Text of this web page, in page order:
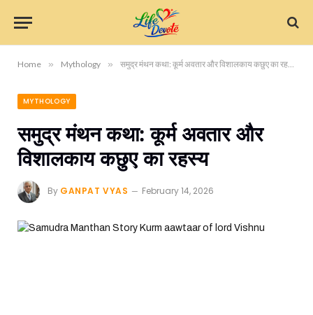
Home » Mythology » समुद्र मंथन कथा: कूर्म अवतार और विशालकाय कछुए का रहस्य
MYTHOLOGY
समुद्र मंथन कथा: कूर्म अवतार और
विशालकाय कछुए का रहस्य
By GANPAT VYAS February 14, 2026